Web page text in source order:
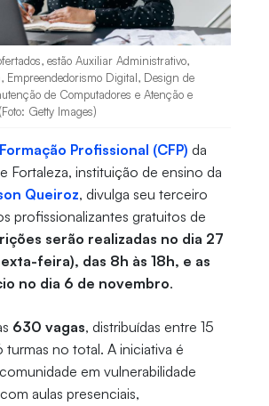
estão Auxiliar Administrativo,
Empreendedorismo Digital, Design de
de Computadores e Atenção e
Getty Images)
Profissional (CFP) da
Fortaleza, instituição de ensino da
Queiroz, divulga seu terceiro
profissionalizantes gratuitos de
serão realizadas no dia 27
feira), das 8h às 18h, e as
no dia 6 de novembro.
630 vagas, distribuídas entre 15
turmas no total. A iniciativa é
em vulnerabilidade
aulas presenciais,